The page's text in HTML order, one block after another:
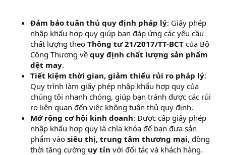
Đảm bảo tuân thủ quy định pháp lý: Giấy phép
nhập khẩu hợp quy giúp bạn đáp ứng các yêu cầu
chất lượng theo Thông tư 21/2017/TT-BCT của Bộ
Công Thương về quy định chất lượng sản phẩm
dệt may.
Tiết kiệm thời gian, giảm thiểu rủi ro pháp lý:
Quy trình làm giấy phép nhập khẩu hợp quy của
chúng tôi nhanh chóng, giúp bạn tránh được các rủi
ro liên quan đến việc không tuân thủ quy định.
Mở rộng cơ hội kinh doanh: Được cấp giấy phép
nhập khẩu hợp quy là chìa khóa để bạn đưa sản
phẩm vào siêu thị, trung tâm thương mại, đồng
thời tăng cường uy tín với đối tác và khách hàng.